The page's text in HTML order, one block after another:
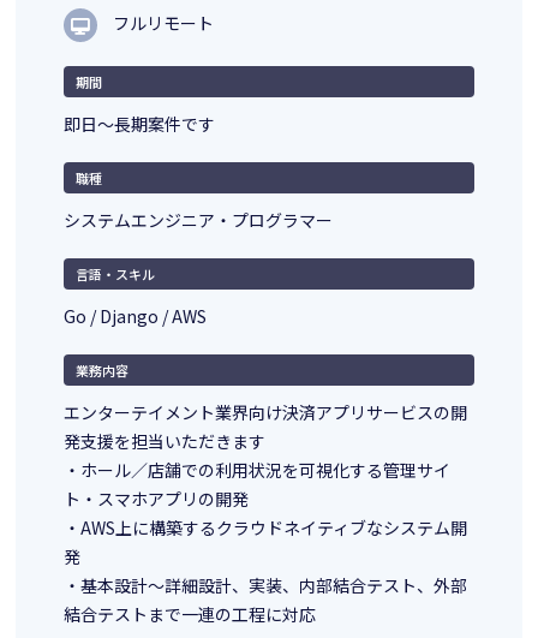
フルリモート
期間
即日～長期案件です
職種
システムエンジニア・プログラマー
言語・スキル
Go / Django / AWS
業務内容
エンターテイメント業界向け決済アプリサービスの開
発支援を担当いただきます
・ホール／店舗での利用状況を可視化する管理サイ
ト・スマホアプリの開発
・AWS上に構築するクラウドネイティブなシステム開
発
・基本設計～詳細設計、実装、内部結合テスト、外部
結合テストまで一連の工程に対応